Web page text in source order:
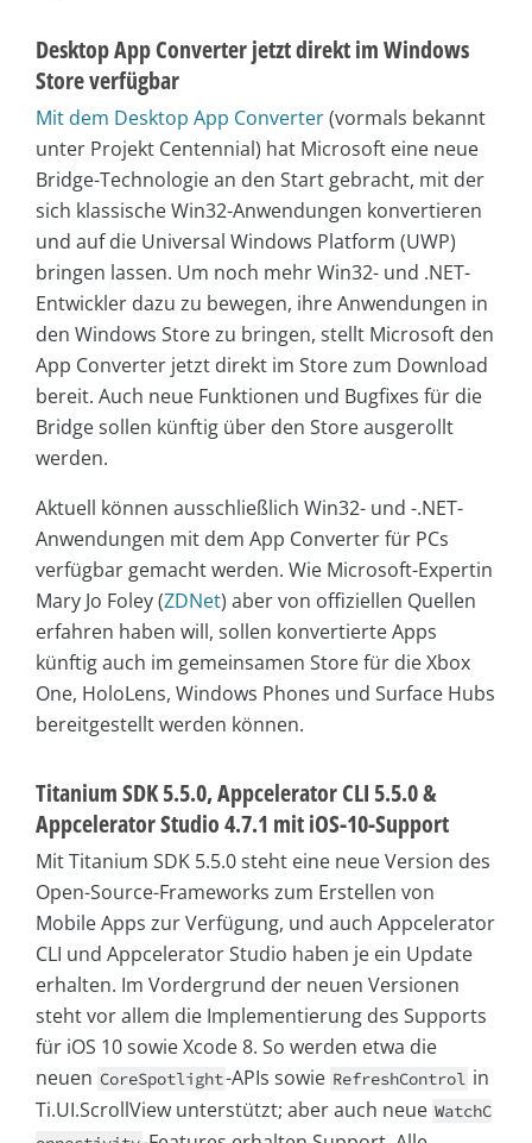
Desktop App Converter jetzt direkt im Windows
Store verfügbar
Mit dem Desktop App Converter(vormals bekannt
unter Projekt Centennial) hat Microsoft eine neue
Bridge-Technologie an den Start gebracht, mit der
sich klassische Win32-Anwendungen konvertieren
und auf die Universal Windows Platform (UWP)
bringen lassen. Um noch mehr Win32- und .NET-
Entwickler dazu zu bewegen, ihre Anwendungen in
den Windows Store zu bringen, stellt Microsoft den
App Converter jetzt direkt im Store zum Download
bereit. Auch neue Funktionen und Bugfixes für die
Bridge sollen künftig über den Store ausgerollt
werden.
Aktuell können ausschließlich Win32- und -.NET-
Anwendungen mit dem App Converter für PCs
verfügbar gemacht werden. Wie Microsoft-Expertin
Mary Jo Foley (ZDNet) aber von offiziellen Quellen
erfahren haben will, sollen konvertierte Apps
künftig auch im gemeinsamen Store für die Xbox
One, HoloLens, Windows Phones und Surface Hubs
bereitgestellt werden können.
Titanium SDK 5.5.0, Appcelerator CLI 5.5.0 &
Appcelerator Studio 4.7.1 mit iOS-10-Support
Mit Titanium SDK 5.5.0 steht eine neue Version des
Open-Source-Frameworks zum Erstellen von
Mobile Apps zur Verfügung, und auch Appcelerator
CLI und Appcelerator Studio haben je ein Update
erhalten. Im Vordergrund der neuen Versionen
steht vor allem die Implementierung des Supports
für iOS 10 sowie Xcode 8. So werden etwa die
neuen CoreSpotlight-APIs sowie RefreshControl in
Ti.UI.ScrollView unterstützt; aber auch neue WatchC